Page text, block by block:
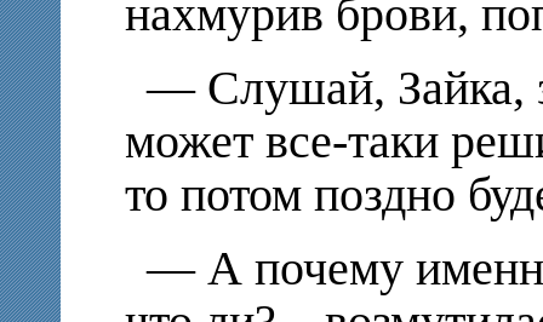
нахмурив брови,
— Слушай, Зайка,
может все-таки
то потом поздно
— А почему